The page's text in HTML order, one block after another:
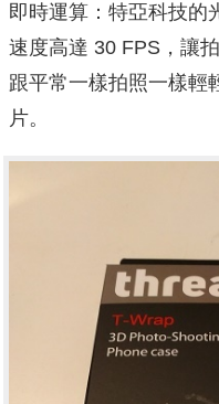
即時運算：特亞科技的
速度高達 30 FPS，讓
跟平常一樣拍照一樣輕
片。